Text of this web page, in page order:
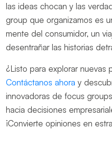
las ideas chocan y las
group que organizamos es
mente del consumidor, un
desentrañar las historias
¿Listo para explorar nuevas
Contáctanos ahora y
innovadoras de focus
hacia decisiones
¡Convierte opiniones en